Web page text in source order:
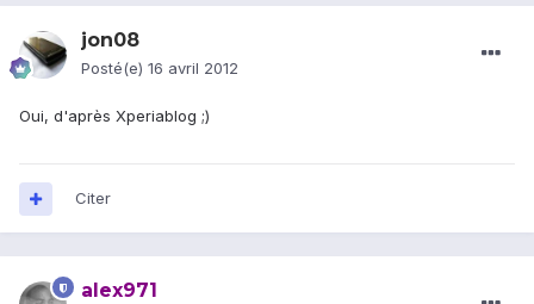
jon08
Posté(e) 16 avril 2012
Oui, d'après Xperiablog ;)
Citer
alex971